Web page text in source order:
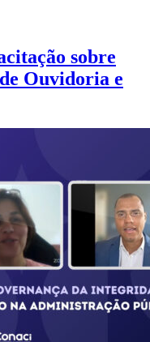
sobre
Ouvidoria e